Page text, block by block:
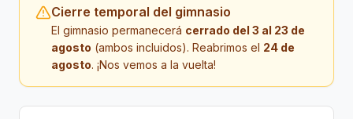
Cierre temporal del gimnasio
El gimnasio permanecerá cerrado del 3 al 23 de
agosto (ambos incluidos). Reabrimos el 24 de
agosto. ¡Nos vemos a la vuelta!